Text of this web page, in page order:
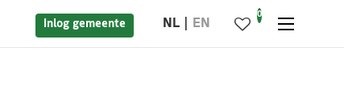
Inlog gemeente NL EN
0